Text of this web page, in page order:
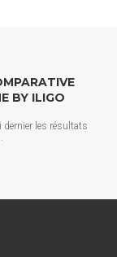
BY ILIGO
dernier les résultats